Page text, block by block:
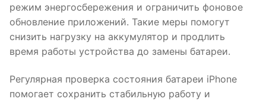
режим энергосбережения и ограничить фоновое
обновление приложений. Такие меры помогут
снизить нагрузку на аккумулятор и продлить
время работы устройства до замены батареи.
Регулярная проверка состояния батареи iPhone
помогает сохранить стабильную работу и